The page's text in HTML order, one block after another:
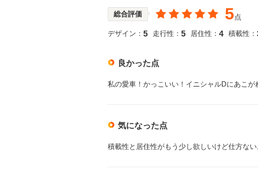
総合評価 5点
デザイン： 5 走行性： 5 居住性： 4 積載性：
良かった点
私の愛車！かっこいい！イニシャルDにあこが
気になった点
積載性と居住性がもう少し欲しいけど仕方ない